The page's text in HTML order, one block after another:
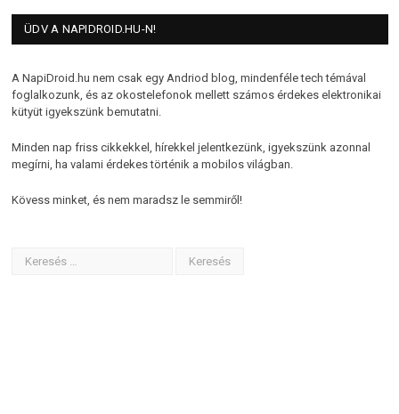
ÜDV A NAPIDROID.HU-N!
A NapiDroid.hu nem csak egy Andriod blog, mindenféle tech témával
foglalkozunk, és az okostelefonok mellett számos érdekes elektronikai
kütyüt igyekszünk bemutatni.
Minden nap friss cikkekkel, hírekkel jelentkezünk, igyekszünk azonnal
megírni, ha valami érdekes történik a mobilos világban.
Kövess minket, és nem maradsz le semmiről!